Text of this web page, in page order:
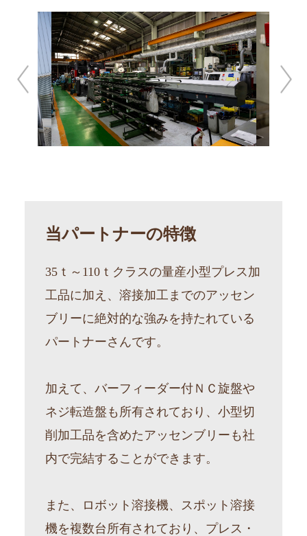
当パートナーの特徴
35ｔ～110ｔクラスの量産小型プレス加
工品に加え、溶接加工までのアッセン
ブリーに絶対的な強みを持たれている
パートナーさんです。
加えて、バーフィーダー付ＮＣ旋盤や
ネジ転造盤も所有されており、小型切
削加工品を含めたアッセンブリーも社
内で完結することができます。
また、ロボット溶接機、スポット溶接
機を複数台所有されており、プレス・